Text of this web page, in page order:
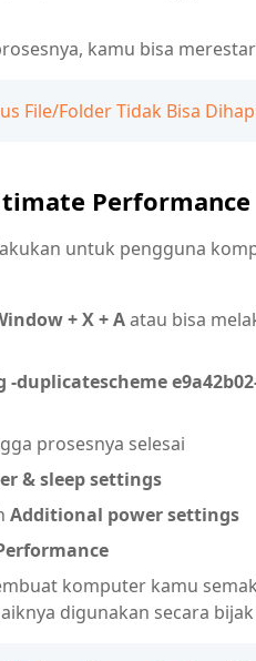
kamu bisa
File/Folder Tidak Bisa
Performance
untuk pengguna
+ X + Aatau bisa
-duplicatescheme
prosesnya selesai
& sleep settings
Additional power settings
komputer kamu
digunakan secara